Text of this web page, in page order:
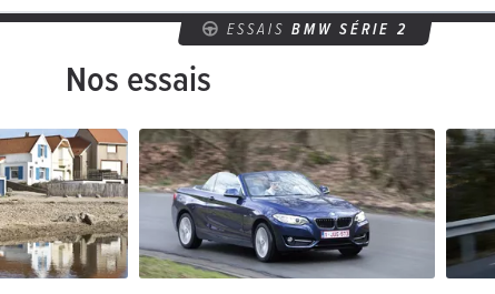
ESSAISBMW SÉRIE 2
Nos essais